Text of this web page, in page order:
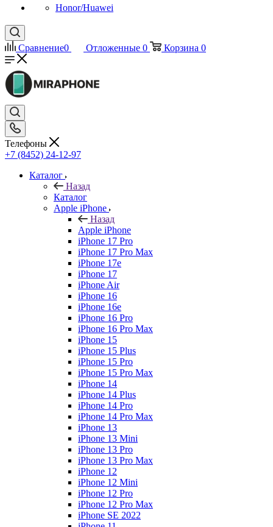
Honor/Huawei
Сравнение0 Отложенные 0 Корзина 0
Телефоны
+7 (8452) 24-12-97
Каталог
Назад
Каталог
Apple iPhone
Назад
Apple iPhone
iPhone 17 Pro
iPhone 17 Pro Max
iPhone 17e
iPhone 17
iPhone Air
iPhone 16
iPhone 16e
iPhone 16 Pro
iPhone 16 Pro Max
iPhone 15
iPhone 15 Plus
iPhone 15 Pro
iPhone 15 Pro Max
iPhone 14
iPhone 14 Plus
iPhone 14 Pro
iPhone 14 Pro Max
iPhone 13
iPhone 13 Mini
iPhone 13 Pro
iPhone 13 Pro Max
iPhone 12
iPhone 12 Mini
iPhone 12 Pro
iPhone 12 Pro Max
iPhone SE 2022